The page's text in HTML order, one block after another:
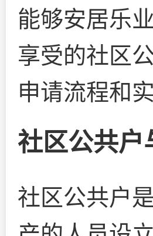
能够安居乐
享受的社区
申请流程和
社区公共户
社区公共户